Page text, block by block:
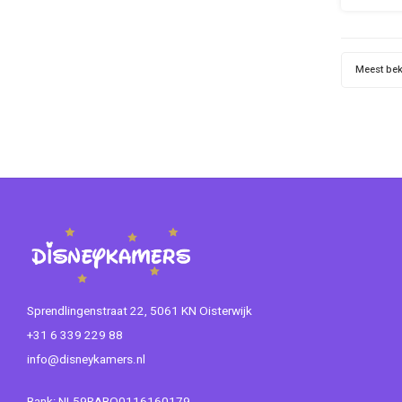
Meest
Sprendlingenstraat 22, 5061 KN Oisterwijk
+31 6 339 229 88
info@disneykamers.nl